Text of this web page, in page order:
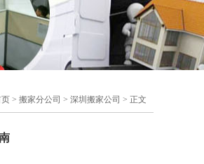
> 搬家分公司 > 深圳搬家公司 > 正文